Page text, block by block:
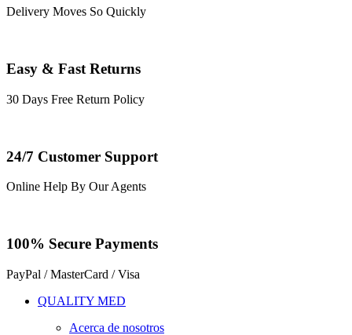
Delivery Moves So Quickly
Easy & Fast Returns
30 Days Free Return Policy
24/7 Customer Support
Online Help By Our Agents
100% Secure Payments
PayPal / MasterCard / Visa
QUALITY MED
Acerca de nosotros